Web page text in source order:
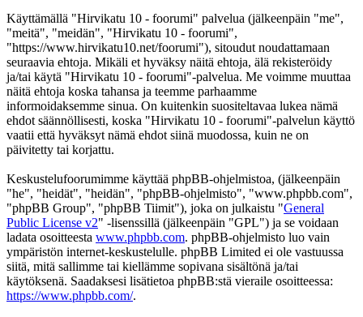
Käyttämällä "Hirvikatu 10 - foorumi" palvelua (jälkeenpäin "me",
"meitä", "meidän", "Hirvikatu 10 - foorumi",
"https://www.hirvikatu10.net/foorumi"), sitoudut noudattamaan
seuraavia ehtoja. Mikäli et hyväksy näitä ehtoja, älä rekisteröidy
ja/tai käytä "Hirvikatu 10 - foorumi"-palvelua. Me voimme muuttaa
näitä ehtoja koska tahansa ja teemme parhaamme
informoidaksemme sinua. On kuitenkin suositeltavaa lukea nämä
ehdot säännöllisesti, koska "Hirvikatu 10 - foorumi"-palvelun käyttö
vaatii että hyväksyt nämä ehdot siinä muodossa, kuin ne on
päivitetty tai korjattu.
Keskustelufoorumimme käyttää phpBB-ohjelmistoa, (jälkeenpäin
"he", "heidät", "heidän", "phpBB-ohjelmisto", "www.phpbb.com",
"phpBB Group", "phpBB Tiimit"), joka on julkaistu "General
Public License v2" -lisenssillä (jälkeenpäin "GPL") ja se voidaan
ladata osoitteesta www.phpbb.com. phpBB-ohjelmisto luo vain
ympäristön internet-keskustelulle. phpBB Limited ei ole vastuussa
siitä, mitä sallimme tai kiellämme sopivana sisältönä ja/tai
käytöksenä. Saadaksesi lisätietoa phpBB:stä vieraile osoitteessa:
https://www.phpbb.com/.